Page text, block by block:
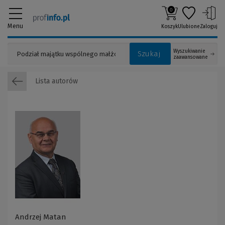
Menu
Szukaj
Wyszukiwanie
zaawansowane
0
KoszykUlubioneZaloguj
Andrzej Matan
Lista autorów